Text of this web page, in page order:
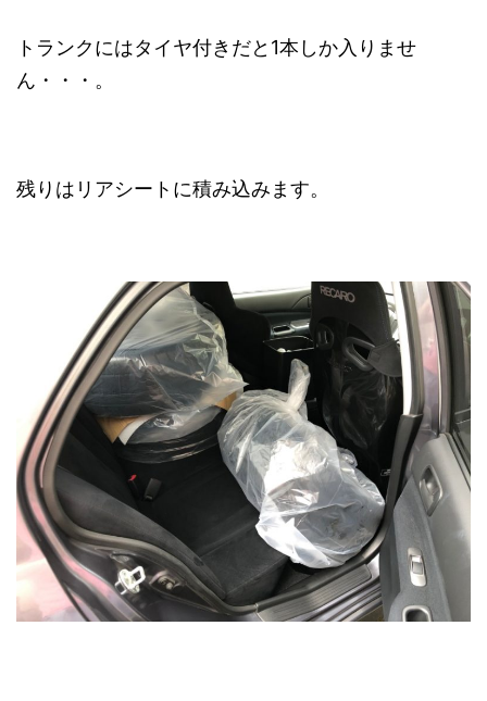
トランクにはタイヤ付きだと1本しか入りませ
ん・・・。
残りはリアシートに積み込みます。